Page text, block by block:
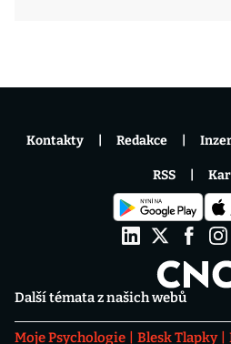
Další témata z našich webů
Moje Psychologie Blesk Tlapky
Kontakty Redakce
RSS